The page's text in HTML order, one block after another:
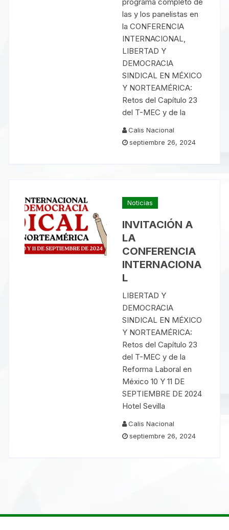
las y los panelistas en
la CONFERENCIA
INTERNACIONAL,
LIBERTAD Y
DEMOCRACIA
SINDICAL EN MÉXICO
Y NORTEAMÉRICA:
Retos del Capítulo 23
del T-MEC y de la
Calis Nacional
septiembre 26, 2024
Noticias
INVITACIÓN A
LA
CONFERENCIA
INTERNACIONA
L
LIBERTAD Y
DEMOCRACIA
SINDICAL EN MÉXICO
Y NORTEAMÉRICA:
Retos del Capítulo 23
del T-MEC y de la
Reforma Laboral en
México 10 Y 11 DE
SEPTIEMBRE DE 2024
Hotel Sevilla
Calis Nacional
septiembre 26, 2024